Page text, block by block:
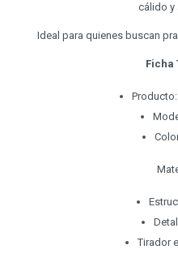
cálido y
Ideal para quienes buscan
Ficha
Tirador